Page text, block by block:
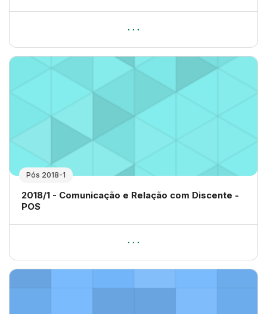
Pós 2018-1
Nome da disciplina
2018/1 - Comunicação e Relação com Discente -
POS